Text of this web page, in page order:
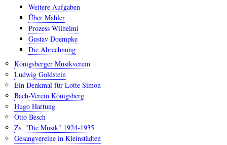
Weitere Aufgaben
Über Mahler
Prozess Wilhelmi
Gustav Doempke
Die Abrechnung
Königsberger Musikverein
Ludwig Goldstein
Ein Denkmal für Lotte Simon
Bach-Verein Königsberg
Hugo Hartung
Otto Besch
Zs. "Die Musik" 1924-1935
Gesangvereine in Kleinstädten